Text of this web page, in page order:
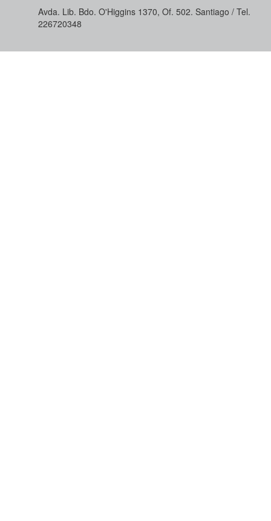
Avda. Lib. Bdo. O'Higgins 1370, Of. 502. Santiago / Tel.
226720348